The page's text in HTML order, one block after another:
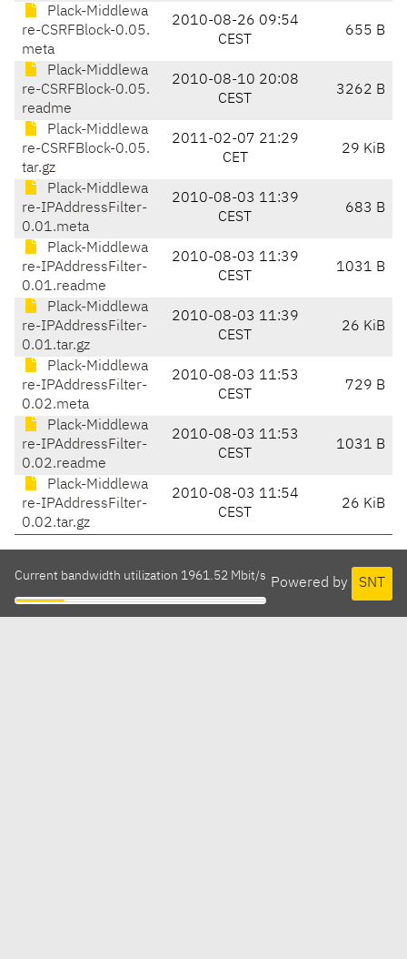
Plack-Middlewa
re-CSRFBlock-0.05.
meta
2010-08-26 09:54
CEST
655 B
Plack-Middlewa
re-CSRFBlock-0.05.
readme
2010-08-10 20:08
CEST
3262 B
Plack-Middlewa
re-CSRFBlock-0.05.
tar.gz
2011-02-07 21:29
CET
29 KiB
Plack-Middlewa
re-IPAddressFilter-
0.01.meta
2010-08-03 11:39
CEST
683 B
Plack-Middlewa
re-IPAddressFilter-
0.01.readme
2010-08-03 11:39
CEST
1031 B
Plack-Middlewa
re-IPAddressFilter-
0.01.tar.gz
2010-08-03 11:39
CEST
26 KiB
Plack-Middlewa
re-IPAddressFilter-
0.02.meta
2010-08-03 11:53
CEST
729 B
Plack-Middlewa
re-IPAddressFilter-
0.02.readme
2010-08-03 11:53
CEST
1031 B
Plack-Middlewa
re-IPAddressFilter-
0.02.tar.gz
2010-08-03 11:54
CEST
26 KiB
Powered by SNT
Current bandwidth utilization 1961.52 Mbit/s